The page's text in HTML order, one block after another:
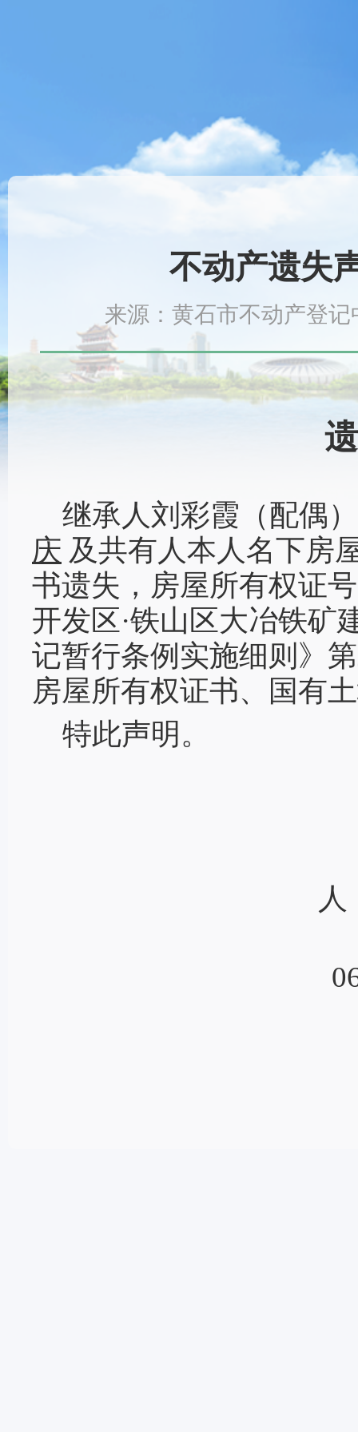
不动产遗失
来源：黄石市不动产登
继承人刘彩霞（配偶
庆 及共有人本人名下房
书遗失，房屋所有权证
开发区·铁山区大冶铁矿
记暂行条例实施细则》
房屋所有权证书、国有
特此声明。